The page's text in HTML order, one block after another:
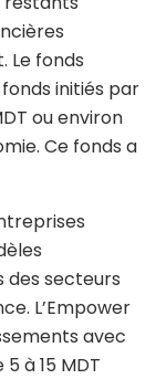
Le fonds
initiés par
ou environ
Ce fonds a
des secteurs
L’Empower
avec
à 15 MDT